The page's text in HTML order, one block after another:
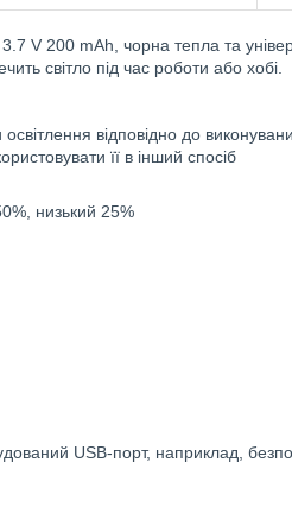
3.7 V 200 mAh, чорна тепла та
світло під час роботи або хобі.
відповідно до
її в інший спосіб
низький 25%
USB-порт, наприклад,